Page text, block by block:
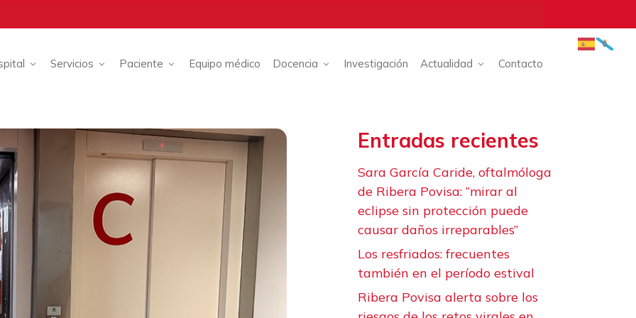
Servicios Paciente Equipo médico Docencia Investigación Actualidad Contacto
Entradas recientes
Sara García Caride, oftalmóloga
de Ribera Povisa: “mirar al
eclipse sin protección puede
causar daños irreparables”
Los resfriados: frecuentes
también en el período estival
Ribera Povisa alerta sobre los